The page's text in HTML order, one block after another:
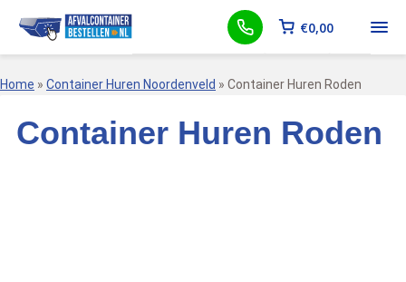
€0,00
Home » Container Huren Noordenveld » Container Huren Roden
Container Huren Roden